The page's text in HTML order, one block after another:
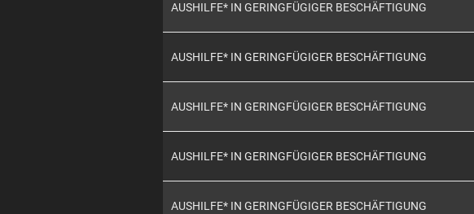
AUSHILFE* IN GERINGFÜGIGER BESCHÄFTIGUNG
AUSHILFE* IN GERINGFÜGIGER BESCHÄFTIGUNG
AUSHILFE* IN GERINGFÜGIGER BESCHÄFTIGUNG
AUSHILFE* IN GERINGFÜGIGER BESCHÄFTIGUNG
AUSHILFE* IN GERINGFÜGIGER BESCHÄFTIGUNG